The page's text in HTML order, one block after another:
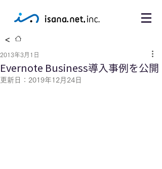
<
Evernote Business導入事例を公開
2013年3月1日
更新日： 2019年12月24日